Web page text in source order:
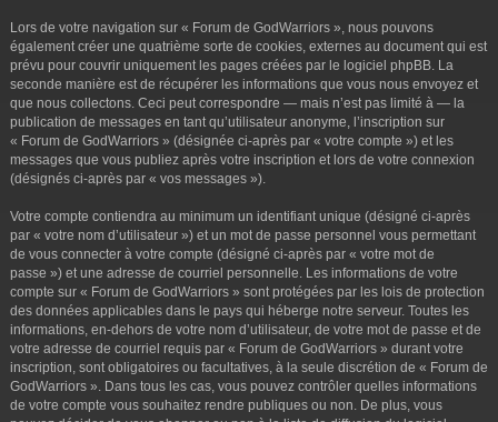
Lors de votre navigation sur « Forum de GodWarriors », nous pouvons
également créer une quatrième sorte de cookies, externes au document qui est
prévu pour couvrir uniquement les pages créées par le logiciel phpBB. La
seconde manière est de récupérer les informations que vous nous envoyez et
que nous collectons. Ceci peut correspondre — mais n’est pas limité à — la
publication de messages en tant qu’utilisateur anonyme, l’inscription sur
« Forum de GodWarriors » (désignée ci-après par « votre compte ») et les
messages que vous publiez après votre inscription et lors de votre connexion
(désignés ci-après par « vos messages »).
Votre compte contiendra au minimum un identifiant unique (désigné ci-après
par « votre nom d’utilisateur ») et un mot de passe personnel vous permettant
de vous connecter à votre compte (désigné ci-après par « votre mot de
passe ») et une adresse de courriel personnelle. Les informations de votre
compte sur « Forum de GodWarriors » sont protégées par les lois de protection
des données applicables dans le pays qui héberge notre serveur. Toutes les
informations, en-dehors de votre nom d’utilisateur, de votre mot de passe et de
votre adresse de courriel requis par « Forum de GodWarriors » durant votre
inscription, sont obligatoires ou facultatives, à la seule discrétion de « Forum de
GodWarriors ». Dans tous les cas, vous pouvez contrôler quelles informations
de votre compte vous souhaitez rendre publiques ou non. De plus, vous